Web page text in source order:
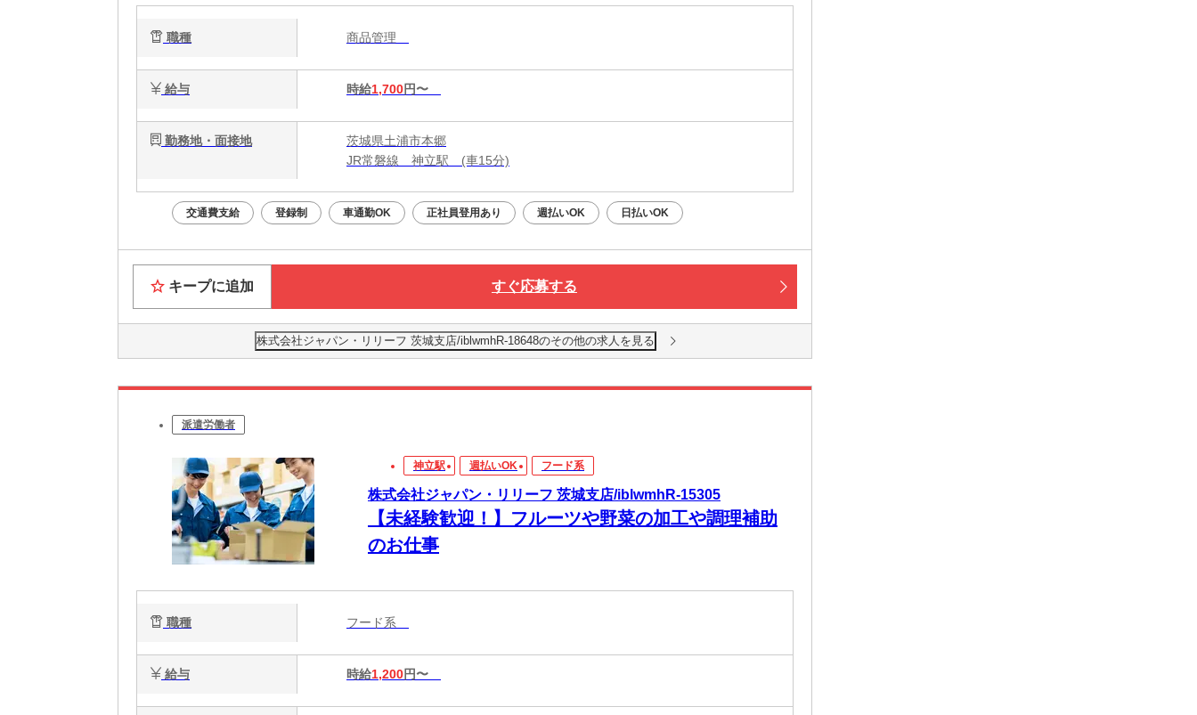
職種 商品管理
給与 時給1,700円〜
勤務地・面接地
茨城県土浦市本郷
JR常磐線 神立駅 (車15分)
交通費支給 登録制 車通勤OK 正社員登用あり 週払いOK 日払いOK
キープに追加 すぐ応募する
株式会社ジャパン・リリーフ 茨城支店/iblwmhR-18648のその他の求人を見る
派遣労働者
神立駅 週払いOK フード系
株式会社ジャパン・リリーフ 茨城支店/iblwmhR-15305
【未経験歓迎！】フルーツや野菜の加工や調理補助
のお仕事
職種 フード系
給与 時給1,200円〜